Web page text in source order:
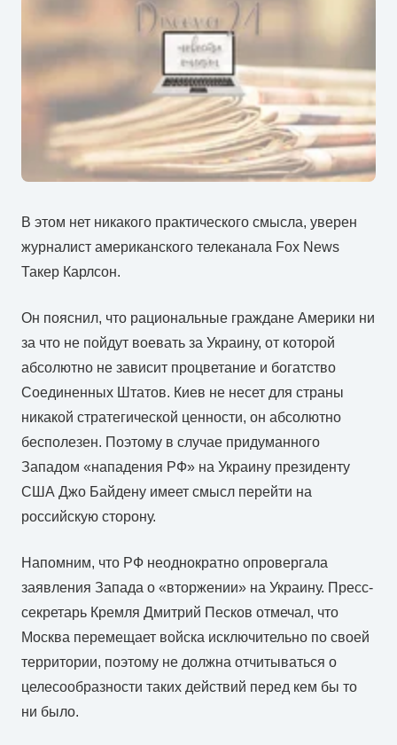
В этом нет никакого практического смысла, уверен
журналист американского телеканала Fox News
Такер Карлсон.
Он пояснил, что рациональные граждане Америки ни
за что не пойдут воевать за Украину, от которой
абсолютно не зависит процветание и богатство
Соединенных Штатов. Киев не несет для страны
никакой стратегической ценности, он абсолютно
бесполезен. Поэтому в случае придуманного
Западом «нападения РФ» на Украину президенту
США Джо Байдену имеет смысл перейти на
российскую сторону.
Напомним, что РФ неоднократно опровергала
заявления Запада о «вторжении» на Украину. Пресс-
секретарь Кремля Дмитрий Песков отмечал, что
Москва перемещает войска исключительно по своей
территории, поэтому не должна отчитываться о
целесообразности таких действий перед кем бы то
ни было.